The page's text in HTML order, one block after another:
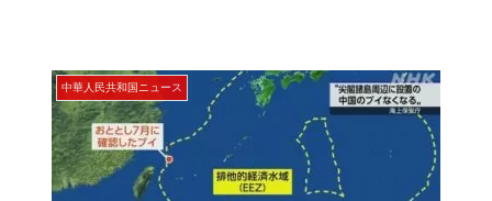
中華人民共和国ニュース